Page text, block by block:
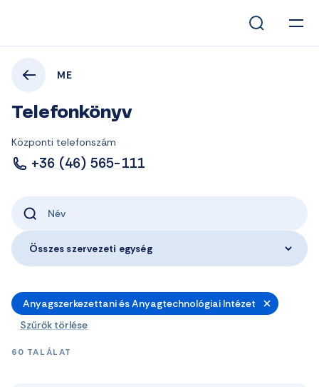
ME
Telefonkönyv
Központi telefonszám
+36 (46) 565-111
Összes szervezeti egység
Anyagszerkezettani és Anyagtechnológiai Intézet
Szűrők törlése
60 TALÁLAT